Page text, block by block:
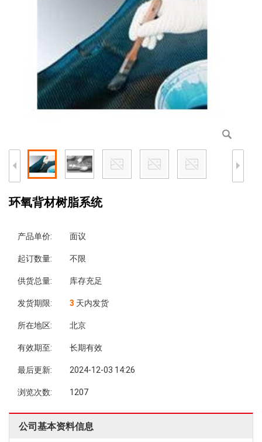
环氧背材树脂系统
产品单价: 面议
起订数量: 不限
供货总量: 库存充足
发货期限: 3 天内发货
所在地区: 北京
有效期至: 长期有效
最后更新: 2024-12-03 14:26
浏览次数: 1207
公司基本资料信息